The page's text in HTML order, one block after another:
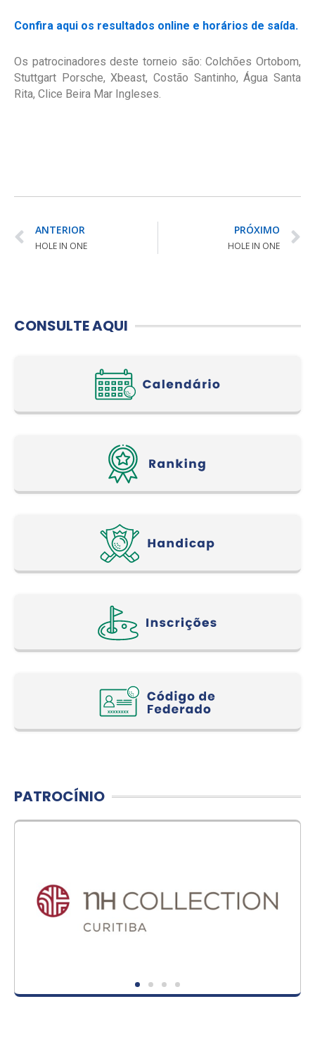
Confira aqui os resultados online e horários de saída.
Os patrocinadores deste torneio são: Colchões Ortobom,
Stuttgart Porsche, Xbeast, Costão Santinho, Água Santa
Rita, Clice Beira Mar Ingleses.
ANTERIOR
HOLE IN ONE
PRÓXIMO
HOLE IN ONE
CONSULTE AQUI
PATROCÍNIO